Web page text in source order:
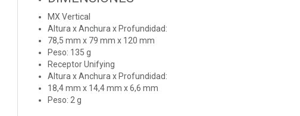
MX Vertical
Altura x Anchura x Profundidad:
78,5 mm x 79 mm x 120 mm
Peso: 135 g
Receptor Unifying
Altura x Anchura x Profundidad:
18,4 mm x 14,4 mm x 6,6 mm
Peso: 2 g